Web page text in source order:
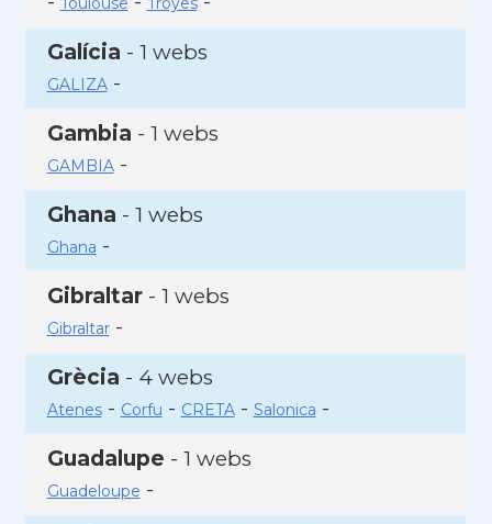
Galícia - 1 webs
GALIZA-
Gambia - 1 webs
GAMBIA-
Ghana - 1 webs
Ghana -
Gibraltar- 1 webs
Gibraltar-
Grècia - 4 webs
Atenes- Corfu - CRETA- Salonica -
Guadalupe - 1 webs
Guadeloupe -